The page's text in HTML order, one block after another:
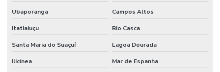
Serviços de mão de obra terceirizada
Serviços de terceirização de mão de obra
Sistemas De Monitoramento Preditivo
Ubaporanga Campos Altos
Itatiaiuçu Rio Casca
Santa Maria do Suaçuí Lagoa Dourada
Ilicínea Mar de Espanha